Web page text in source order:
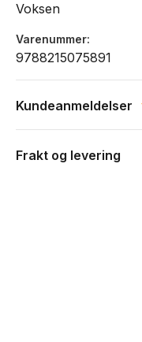
Voksen
Varenummer
9788215075891
Kundeanmeldelser
Frakt og levering